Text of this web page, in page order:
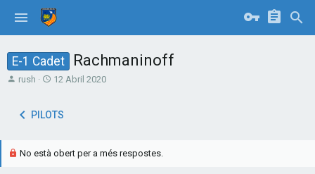
E-1 Cadet Rachmaninoff
T
e
s
rush
S
r
a
12 Abril 2020
PILOTS
No està obert per a més respostes.